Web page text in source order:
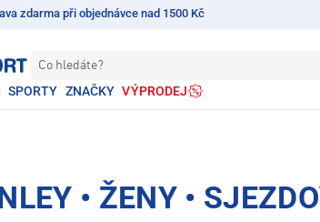
zdarma při objednávce nad 1500 Kč
Co hledáte?
SPORTY ZNAČKY VÝPRODEJ
• ŽENY •